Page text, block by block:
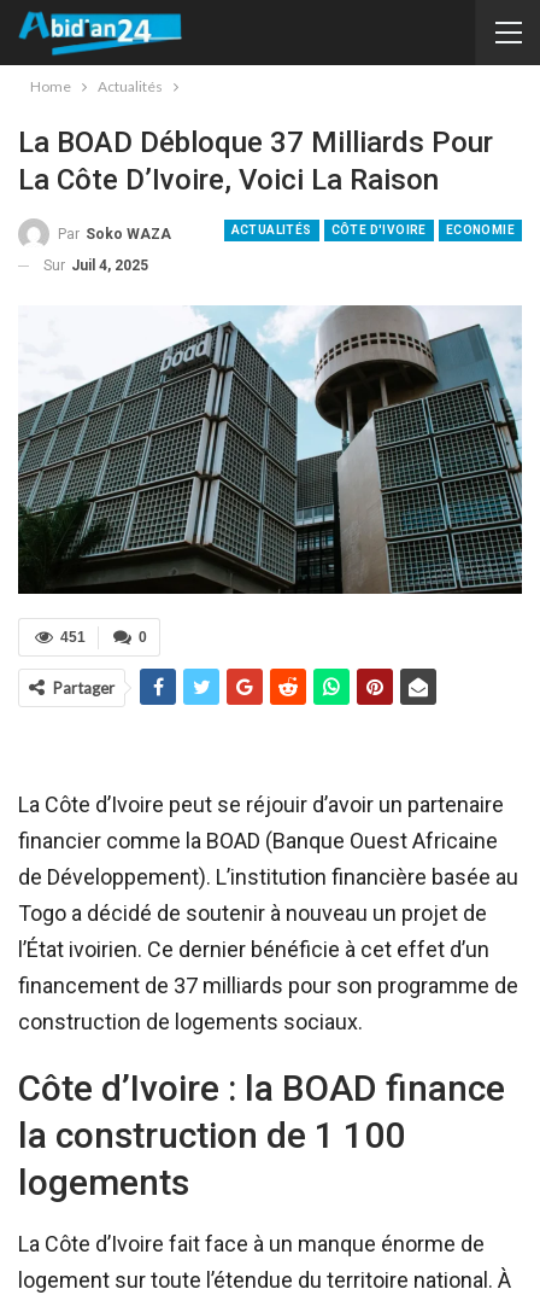
Home Actualités
La BOAD Débloque 37 Milliards Pour
La Côte D’Ivoire, Voici La Raison
ACTUALITÉS CÔTE D'IVOIRE ECONOMIE
Par Soko WAZA
Sur Juil 4, 2025
0
451
Partager
La Côte d’Ivoire peut se réjouir d’avoir un partenaire
financier comme la BOAD (Banque Ouest Africaine
de Développement). L’institution financière basée au
Togo a décidé de soutenir à nouveau un projet de
l’État ivoirien. Ce dernier bénéficie à cet effet d’un
financement de 37 milliards pour son programme de
construction de logements sociaux.
Côte d’Ivoire : la BOAD finance
la construction de 1 100
logements
La Côte d’Ivoire fait face à un manque énorme de
logement sur toute l’étendue du territoire national. À